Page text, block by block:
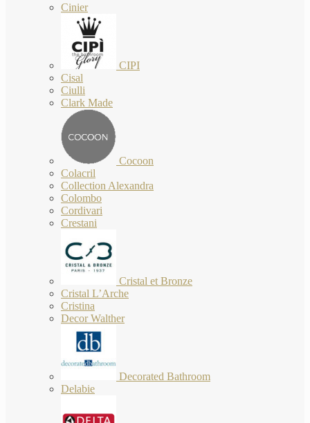
Cinier
CIPI
Cisal
Ciulli
Clark Made
Cocoon
Colacril
Collection Alexandra
Colombo
Cordivari
Crestani
Cristal et Bronze
Cristal L’Arche
Cristina
Decor Walther
Decorated Bathroom
Delabie